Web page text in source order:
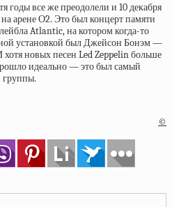
годы все же преодолели и 10 декабря
арене О2. Это был концерт памяти
Atlantic, на котором когда-то
установкой был Джейсон Бонэм —
новых песен Led Zeppelin больше
идеально — это был самый
группы.
©